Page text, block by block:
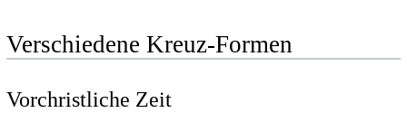
Verschiedene Kreuz-Formen
Vorchristliche Zeit